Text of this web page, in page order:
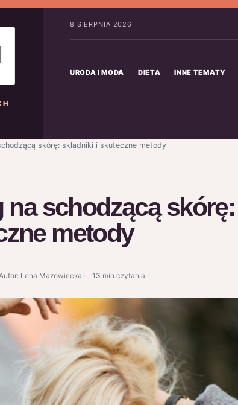
8 SIERPNIA 2026
URODA I MODA DIETA INNE TEMATY
skórę: składniki i skuteczne metody
schodzącą skórę:
metody
Autor: Lena Mazowiecka 13 min czytania